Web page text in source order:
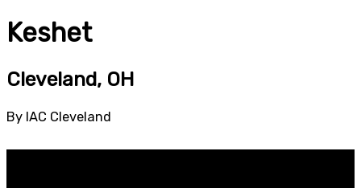
Keshet
Cleveland, OH
By IAC Cleveland